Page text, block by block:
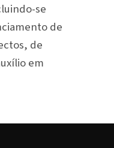
se
de
de
em